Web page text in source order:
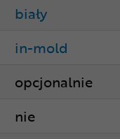
biały
in-mold
opcjonalnie
nie